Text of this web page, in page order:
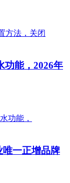
功能，2026年
一正增品牌